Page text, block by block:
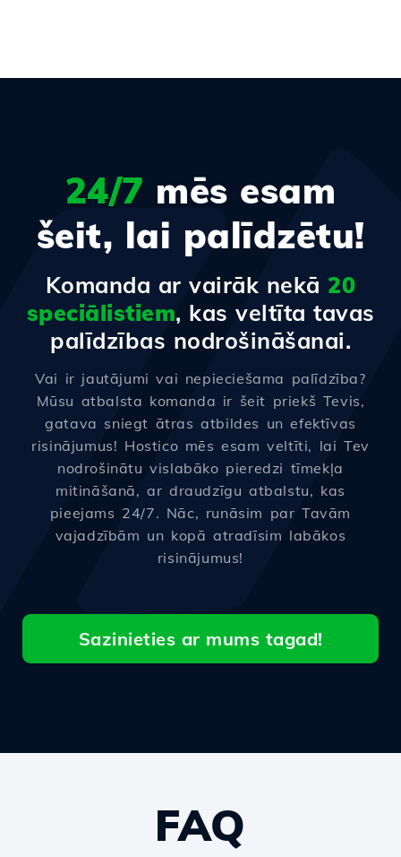
24/7 mēs esam
šeit, lai palīdzētu!
Komanda ar vairāk nekā 20
speciālistiem, kas veltīta tavas
palīdzības nodrošināšanai.
Vai ir jautājumi vai nepieciešama palīdzība?
Mūsu atbalsta komanda ir šeit priekš Tevis,
gatava sniegt ātras atbildes un efektīvas
risinājumus! Hostico mēs esam veltīti, lai Tev
nodrošinātu vislabāko pieredzi tīmekļa
mitināšanā, ar draudzīgu atbalstu, kas
pieejams 24/7. Nāc, runāsim par Tavām
vajadzībām un kopā atradīsim labākos
risinājumus!
Sazinieties ar mums tagad!
FAQ